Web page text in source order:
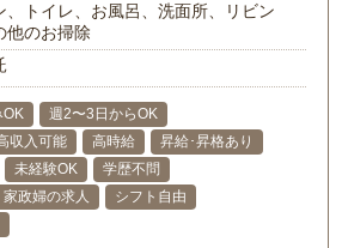
、トイレ、お風呂、洗面所、リビン
他のお掃除
OK
週2〜3日からOK
収入可能 高時給
昇給･昇格あり
未経験OK
学歴不問
家政婦の求人
シフト自由